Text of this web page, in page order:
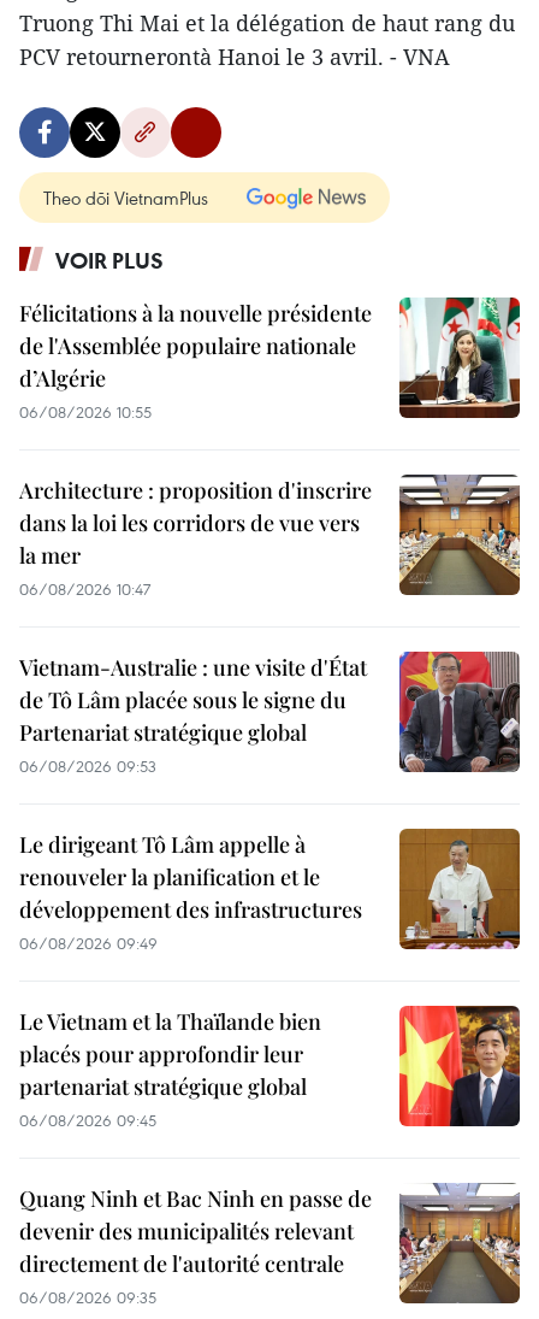
Truong Thi Mai et la délégation de haut rang du
PCV retournerontà Hanoi le 3 avril. - VNA
Theo dõi VietnamPlus
VOIR PLUS
Félicitations à la nouvelle présidente
de l'Assemblée populaire nationale
d’Algérie
06/08/2026 10:55
Architecture : proposition d'inscrire
dans la loi les corridors de vue vers
la mer
06/08/2026 10:47
Vietnam-Australie : une visite d'État
de Tô Lâm placée sous le signe du
Partenariat stratégique global
06/08/2026 09:53
Le dirigeant Tô Lâm appelle à
renouveler la planification et le
développement des infrastructures
06/08/2026 09:49
Le Vietnam et la Thaïlande bien
placés pour approfondir leur
partenariat stratégique global
06/08/2026 09:45
Quang Ninh et Bac Ninh en passe de
devenir des municipalités relevant
directement de l'autorité centrale
06/08/2026 09:35